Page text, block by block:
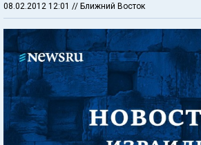
08.02.2012 12:01 // Ближний Восток